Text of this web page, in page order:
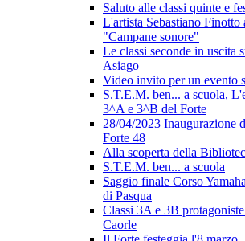
Saluto alle classi quinte e
L'artista Sebastiano Finotto
"Campane sonore"
Le classi seconde in uscita
Asiago
Video invito per un evento
S.T.E.M. ben... a scuola,
3^A e 3^B del Forte
28/04/2023 Inaugurazione
Forte 48
Alla scoperta della
S.T.E.M. ben... a scuola
Saggio finale Corso
di Pasqua
Classi 3A e 3B
Caorle